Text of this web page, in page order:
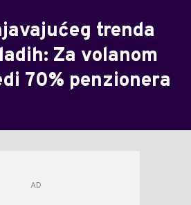
trenda
Za volanom
70% penzionera